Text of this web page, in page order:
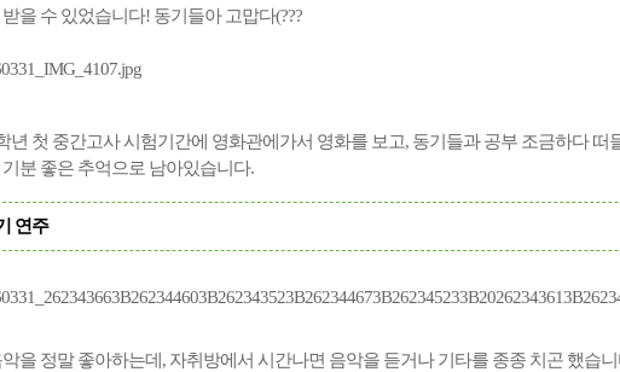
을 수 있었습니다! 동기들아 고맙다(???
년 첫 중간고사시험기간에 영화관에가서 영화를 보고, 동기들과 공부 조금하다 떠
기분 좋은 추억으로 남아있습니다.
연주
을 정말 좋아하는데, 자취방에서 시간나면 음악을 듣거나 기타를 종종 치곤 했습